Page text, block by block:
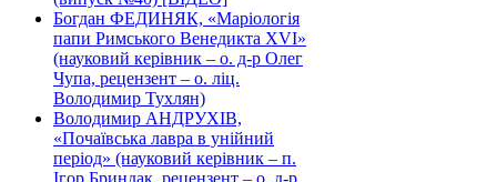
Богдан ФЕДИНЯК, «Маріологія
папи Римського Венедикта XVI»
(науковий керівник – о. д-р Олег
Чупа, рецензент – о. ліц.
Володимир Тухлян)
Володимир АНДРУХІВ,
«Почаївська лавра в унійний
період» (науковий керівник – п.
Ігор Бриндак, рецензент – о. д-р